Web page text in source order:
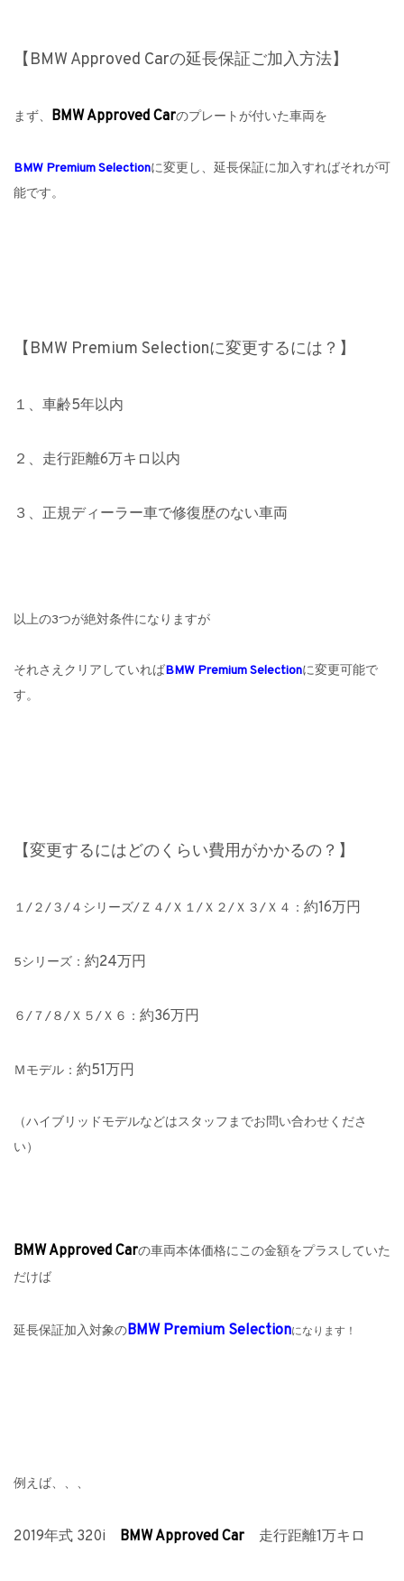
【BMW Approved Carの延長保証ご加入方法】
まず、 BMW Approved Carのプレートが付いた車両を
BMW Premium Selectionに変更し、延長保証に加入すればそれが可
能です。
【BMW Premium Selectionに変更するには？】
１、車齢5年以内
２、走行距離6万キロ以内
３、正規ディーラー車で修復歴のない車両
以上の3つが絶対条件になりますが
それさえクリアしていればBMW Premium Selectionに変更可能で
す。
【変更するにはどのくらい費用がかかるの？】
１/２/３/４シリーズ/Ｚ４/Ｘ１/Ｘ２/Ｘ３/Ｘ４： 約16万円
5シリーズ： 約24万円
６/７/８/Ｘ５/Ｘ６： 約36万円
Ｍモデル： 約51万円
（ハイブリッドモデルなどはスタッフまでお問い合わせくださ
い）
BMW Approved Carの車両本体価格にこの金額をプラスしていた
だけば
延長保証加入対象のBMW Premium Selectionになります！
例えば、、、
2019年式 320i BMW Approved Car 走行距離1万キロ